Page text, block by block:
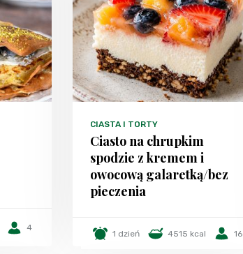
4
CIASTA I TORTY
Ciasto na chrupkim
spodzie z kremem i
owocową galaretką/bez
pieczenia
1 dzień 4515 kcal 16